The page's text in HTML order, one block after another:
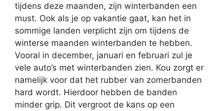
tijdens deze maanden, zijn winterbanden een
must. Ook als je op vakantie gaat, kan het in
sommige landen verplicht zijn om tijdens de
winterse maanden winterbanden te hebben.
Vooral in december, januari en februari zul je
vele auto’s met winterbanden zien. Kou zorgt er
namelijk voor dat het rubber van zomerbanden
hard wordt. Hierdoor hebben de banden
minder grip. Dit vergroot de kans op een